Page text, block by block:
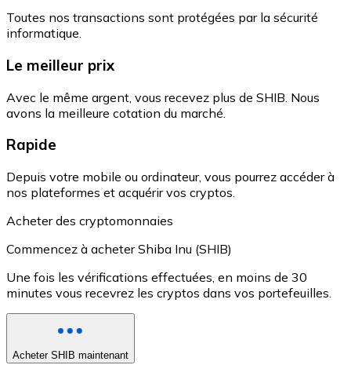
Toutes nos transactions sont protégées par la sécurité
informatique.
Le meilleur prix
Avec le même argent, vous recevez plus de SHIB. Nous
avons la meilleure cotation du marché.
Rapide
Depuis votre mobile ou ordinateur, vous pourrez accéder à
nos plateformes et acquérir vos cryptos.
Acheter des cryptomonnaies
Commencez à acheter Shiba Inu (SHIB)
Une fois les vérifications effectuées, en moins de 30
minutes vous recevrez les cryptos dans vos portefeuilles.
Acheter SHIB maintenant